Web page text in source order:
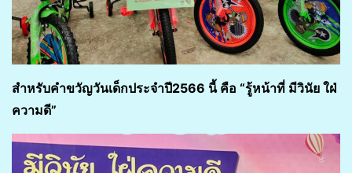
สำหรับคำขวัญวันเด็กประจำปี2566 นี้ คือ “รู้หน้าที่ มีวินัย ใฝ่
ความดี”